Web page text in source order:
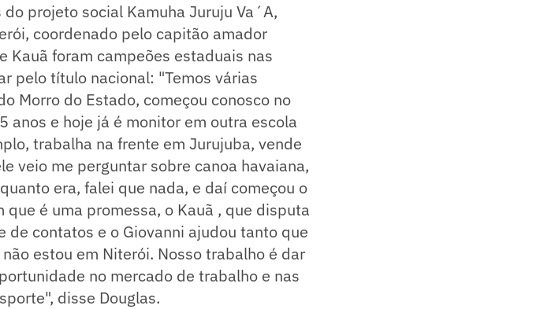
projeto social Kamuha Juruju Va´A,
coordenado pelo capitão amador
Kauã foram campeões estaduais nas
pelo título nacional: "Temos várias
Morro do Estado, começou conosco no
anos e hoje já é monitor em outra escola
trabalha na frente em Jurujuba, vende
veio me perguntar sobre canoa havaiana,
era, falei que nada, e daí começou o
é uma promessa, o Kauã , que disputa
de contatos e o Giovanni ajudou tanto que
estou em Niterói. Nosso trabalho é dar
no mercado de trabalho e nas
disse Douglas.